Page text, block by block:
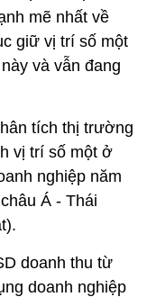
mẽ nhất về
giữ vị trí số một
và vẫn đang
tích thị trường
vị trí số một ở
nghiệp năm
Á - Thái
doanh thu từ
doanh nghiệp